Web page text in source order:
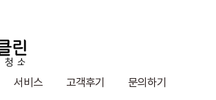
서비스 고객후기 문의하기